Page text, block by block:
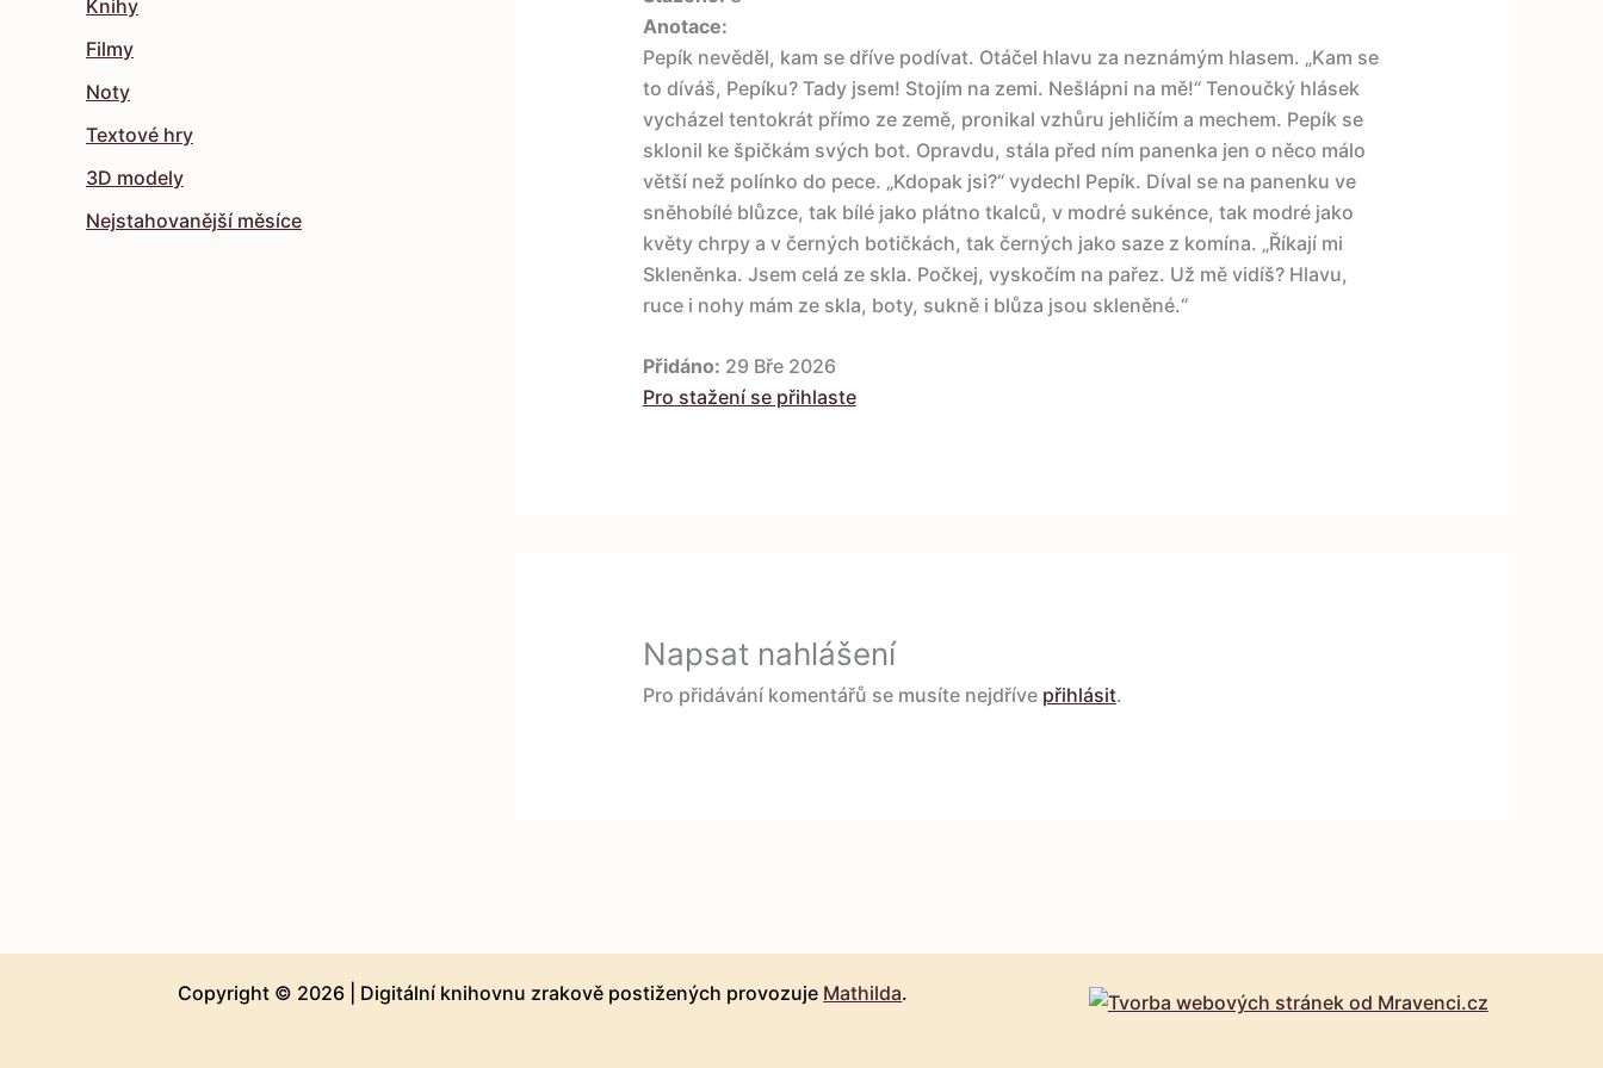
Knihy
Filmy
Noty
Textové hry
3D modely
Nejstahovanější měsíce
Anotace:
Pepík nevěděl, kam se dříve podívat. Otáčel hlavu za neznámým hlasem. „Kam se
to díváš, Pepíku? Tady jsem! Stojím na zemi. Nešlápni na mě!“ Tenoučký hlásek
vycházel tentokrát přímo ze země, pronikal vzhůru jehličím a mechem. Pepík se
sklonil ke špičkám svých bot. Opravdu, stála před ním panenka jen o něco málo
větší než polínko do pece. „Kdopak jsi?“ vydechl Pepík. Díval se na panenku ve
sněhobílé blůzce, tak bílé jako plátno tkalců, v modré sukénce, tak modré jako
květy chrpy a v černých botičkách, tak černých jako saze z komína. „Říkají mi
Skleněnka. Jsem celá ze skla. Počkej, vyskočím na pařez. Už mě vidíš? Hlavu,
ruce i nohy mám ze skla, boty, sukně i blůza jsou skleněné.“
Přidáno: 29 Bře 2026
Pro stažení se přihlaste
Napsat nahlášení
Pro přidávání komentářů se musíte nejdříve přihlásit.
Copyright © 2026 | Digitální knihovnu zrakově postižených provozuje Mathilda.